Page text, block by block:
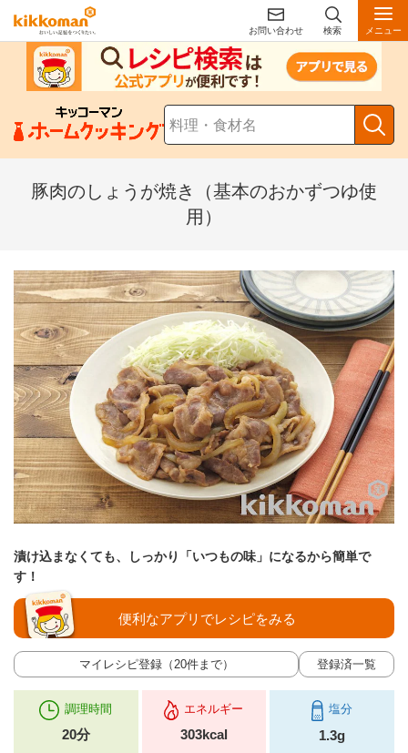
お問い合わせ 検索 メニュー
豚肉のしょうが焼き（基本のおかずつゆ使
用）
漬け込まなくても、しっかり「いつもの味」になるから簡単で
す！
マイレシピ登録（20件まで） 登録済一覧
便利なアプリでレシピをみる
調理時間
20分
エネルギー
303kcal
塩分
1.3g